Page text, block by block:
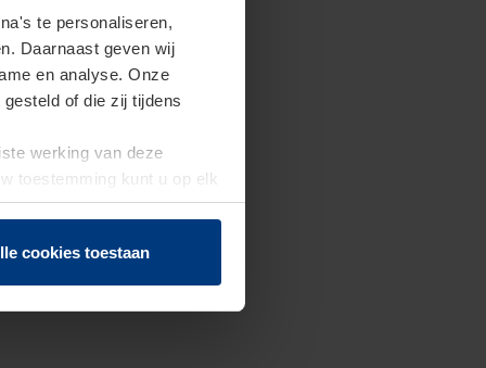
te personaliseren,
Daarnaast geven wij
en analyse. Onze
of die zij tijdens
werking van deze
toestemming kunt u op elk
herroepen.
cookies toestaan